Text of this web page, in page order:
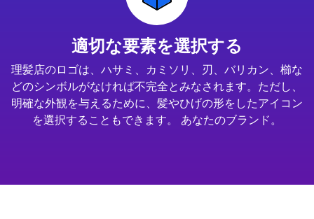
適切な要素を選択する
理髪店のロゴは、ハサミ、カミソリ、刃、バリカン、櫛な
どのシンボルがなければ不完全とみなされます。ただし、
明確な外観を与えるために、髪やひげの形をしたアイコン
を選択することもできます。 あなたのブランド。